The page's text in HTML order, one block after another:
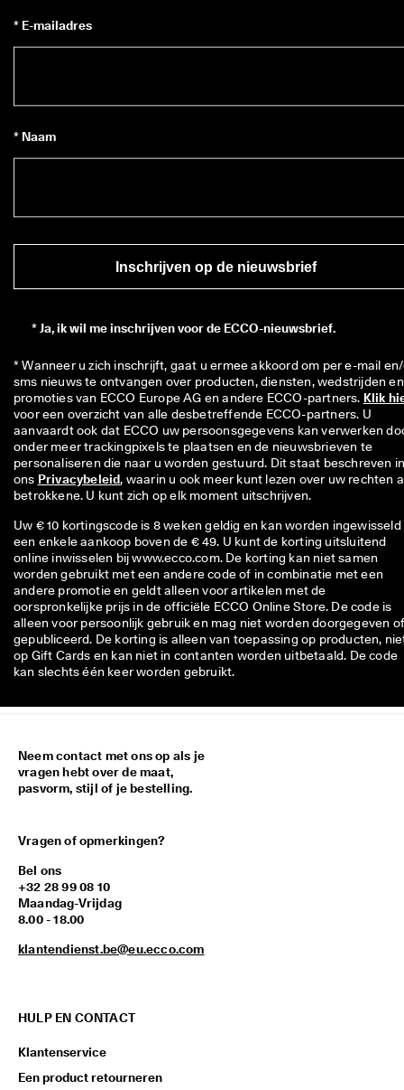
* E-mailadres
* Naam
Inschrijven op de nieuwsbrief
* Ja, ik wil me inschrijven voor de ECCO-nieuwsbrief.
* Wanneer u zich inschrijft, gaat u ermee akkoord om per e-mail
sms nieuws te ontvangen over producten, diensten, wedstrijden en
promoties van ECCO Europe AG en andere ECCO-partners. Klik
voor een overzicht van alle desbetreffende ECCO-partners. U
aanvaardt ook dat ECCO uw persoonsgegevens kan verwerken
onder meer trackingpixels te plaatsen en de nieuwsbrieven te
personaliseren die naar u worden gestuurd. Dit staat beschreven
ons Privacybeleid, waarin u ook meer kunt lezen over uw rechten
betrokkene. U kunt zich op elk moment uitschrijven.
Uw € 10 kortingscode is 8 weken geldig en kan worden ingewisseld
een enkele aankoop boven de € 49. U kunt de korting uitsluitend
online inwisselen bij www.ecco.com. De korting kan niet samen
worden gebruikt met een andere code of in combinatie met een
andere promotie en geldt alleen voor artikelen met de
oorspronkelijke prijs in de officiële ECCO Online Store. De code is
alleen voor persoonlijk gebruik en mag niet worden doorgegeven
gepubliceerd. De korting is alleen van toepassing op producten,
op Gift Cards en kan niet in contanten worden uitbetaald. De code
kan slechts één keer worden gebruikt.
Neem contact met ons op als je
vragen hebt over de maat,
pasvorm, stijl of je bestelling.
Vragen of opmerkingen?
Bel ons
+32 28 99 08 10
Maandag-Vrijdag
8.00 - 18.00
klantendienst.be@eu.ecco.com
HULP EN CONTACT
Klantenservice
Een product retourneren